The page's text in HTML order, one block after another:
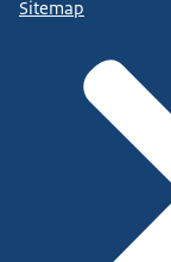
Sitemap